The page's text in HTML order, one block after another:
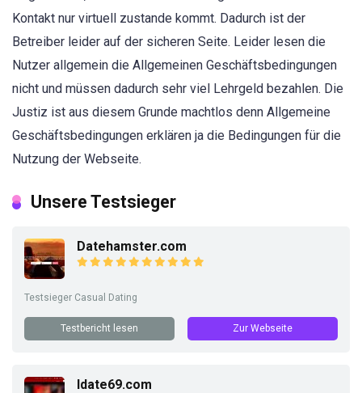
Kontakt nur virtuell zustande kommt. Dadurch ist der
Betreiber leider auf der sicheren Seite. Leider lesen die
Nutzer allgemein die Allgemeinen Geschäftsbedingungen
nicht und müssen dadurch sehr viel Lehrgeld bezahlen. Die
Justiz ist aus diesem Grunde machtlos denn Allgemeine
Geschäftsbedingungen erklären ja die Bedingungen für die
Nutzung der Webseite.
Unsere Testsieger
Datehamster.com
Testsieger Casual Dating
Testbericht lesen Zur Webseite
Idate69.com